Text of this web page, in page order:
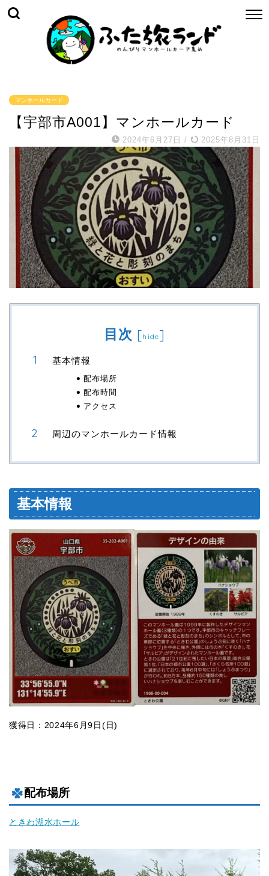
マンホールカード
【宇部市A001】マンホールカード
2024年6月27日 / 2025年8月31日
目次 [hide]
基本情報
配布場所
配布時間
アクセス
周辺のマンホールカード情報
基本情報
獲得日：2024年6月9日(日)
配布場所
ときわ湖水ホール